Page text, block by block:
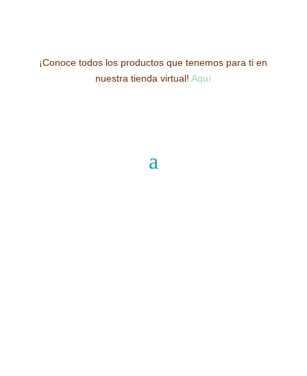
¡Conoce todos los productos que tenemos para ti en
nuestra tienda virtual!Aquí